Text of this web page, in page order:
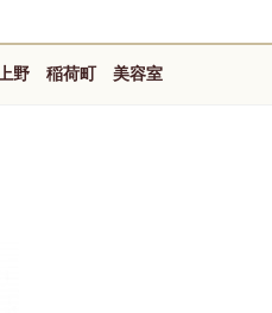
野 稲荷町 美容室